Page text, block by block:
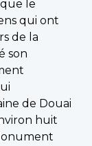
le
qui ont
de la
son
de Douai
huit